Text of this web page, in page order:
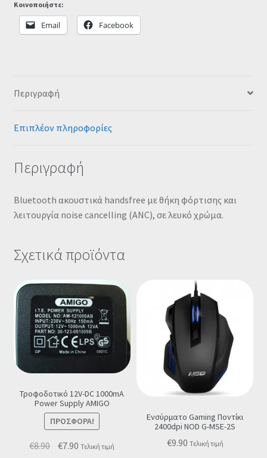
Κοινοποιήστε:
Email Facebook
Περιγραφή
Επιπλέον πληροφορίες
Περιγραφή
Bluetooth ακουστικά handsfree με θήκη φόρτισης και
λειτουργία noise cancelling (ANC), σε λευκό χρώμα.
Σχετικά προϊόντα
Τροφοδοτικό 12V-DC 1000mA
Power Supply ΑMIGO
ΠΡΟΣΦΟΡΆ!
€8.90 Original
€7.90 Η
Τελική τιμή
Ενσύρματο Gaming Ποντίκι
2400dpi NOD G-MSE-2S
€9.90 Τελική τιμή